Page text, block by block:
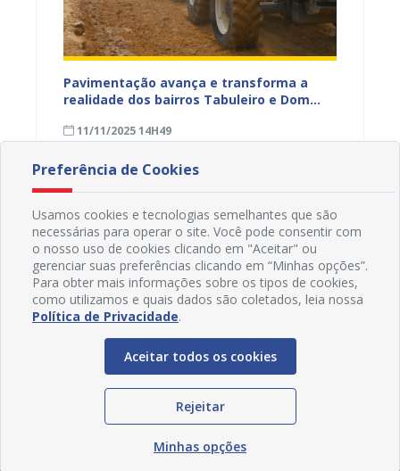
Pavimentação avança e transforma a
realidade dos bairros Tabuleiro e Dom
11/11/2025 14H49
Preferência de Cookies
Usamos cookies e tecnologias semelhantes que são
necessárias para operar o site. Você pode consentir com
o nosso uso de cookies clicando em "Aceitar" ou
gerenciar suas preferências clicando em “Minhas opções”.
Para obter mais informações sobre os tipos de cookies,
como utilizamos e quais dados são coletados, leia nossa
Política de Privacidade.
Aceitar todos os cookies
Rejeitar
Minhas opções